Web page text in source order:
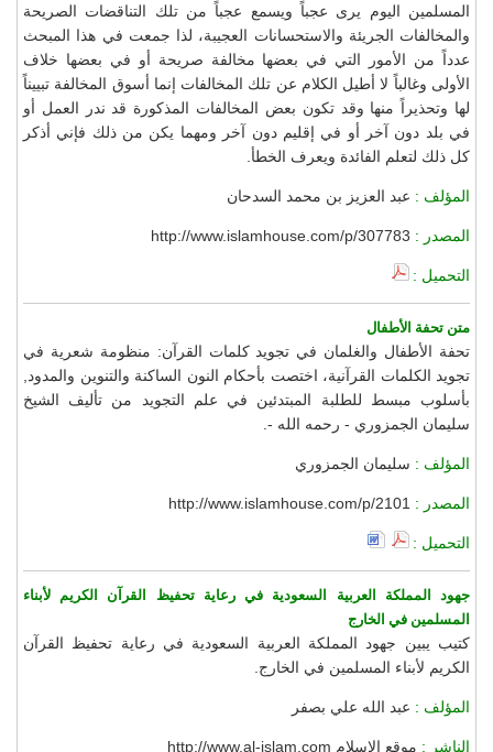
المسلمين اليوم يرى عجباً ويسمع عجباً من تلك التناقضات الصريحة
والمخالفات الجريئة والاستحسانات العجيبة، لذا جمعت في هذا المبحث
عدداً من الأمور التي في بعضها مخالفة صريحة أو في بعضها خلاف
الأولى وغالباً لا أطيل الكلام عن تلك المخالفات إنما أسوق المخالفة تبييناً
لها وتحذيراً منها وقد تكون بعض المخالفات المذكورة قد ندر العمل أو
في بلد دون آخر أو في إقليم دون آخر ومهما يكن من ذلك فإني أذكر
كل ذلك لتعلم الفائدة ويعرف الخطأ.
المؤلف : عبد العزيز بن محمد السدحان
المصدر : http://www.islamhouse.com/p/307783
التحميل :
متن تحفة الأطفال
تحفة الأطفال والغلمان في تجويد كلمات القرآن: منظومة شعرية في
تجويد الكلمات القرآنية، اختصت بأحكام النون الساكنة والتنوين والمدود,
بأسلوب مبسط للطلبة المبتدئين في علم التجويد من تأليف الشيخ
سليمان الجمزوري - رحمه الله -.
المؤلف : سليمان الجمزوري
المصدر : http://www.islamhouse.com/p/2101
التحميل :
جهود المملكة العربية السعودية في رعاية تحفيظ القرآن الكريم لأبناء
المسلمين في الخارج
كتيب يبين جهود المملكة العربية السعودية في رعاية تحفيظ القرآن
الكريم لأبناء المسلمين في الخارج.
المؤلف : عبد الله علي بصفر
الناشر : موقع الإسلام http://www.al-islam.com